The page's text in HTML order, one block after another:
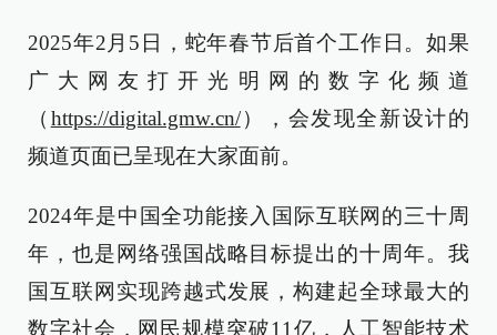
2025年2月5日，蛇年春节后首个工作日。如果
广大网友打开光明网的数字化频道
（ https://digital.gmw.cn/），会发现全新设计的
频道页面已呈现在大家面前。
2024年是中国全功能接入国际互联网的三十周
年，也是网络强国战略目标提出的十周年。我
国互联网实现跨越式发展，构建起全球最大的
数字社会，网民规模突破11亿，人工智能技术